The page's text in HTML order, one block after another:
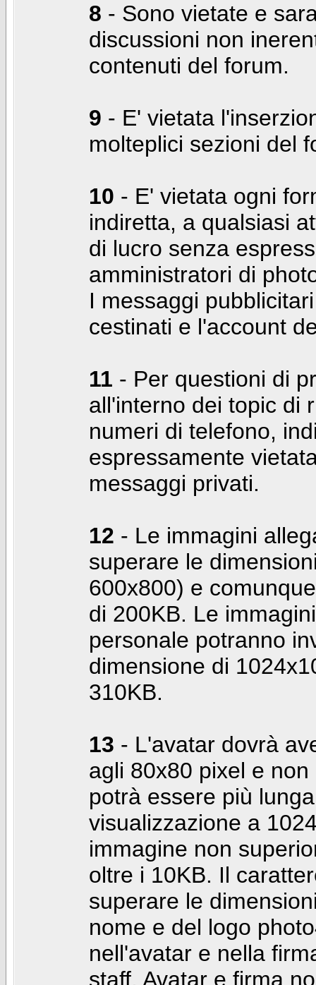
8 - Sono vietate e
discussioni non
contenuti del forum.
9 - E' vietata
molteplici sezioni del
10 - E' vietata ogni
indiretta, a qualsiasi
di lucro senza
amministratori di
I messaggi
cestinati e l'account
11 - Per questioni di
all'interno dei topic di
numeri di telefono,
espressamente
messaggi privati.
12 - Le immagini
superare le
600x800) e
di 200KB. Le
personale potranno
dimensione di
310KB.
13 - L'avatar dovrà
agli 80x80 pixel e
potrà essere più
visualizzazione a
immagine non
oltre i 10KB. Il
superare le
nome e del logo
nell'avatar e nella
staff. Avatar e firma